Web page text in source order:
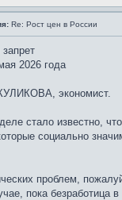
Re: Рост цен в России
2026 года
экономист.
стало известно,
социально
проблем,
пока безработица